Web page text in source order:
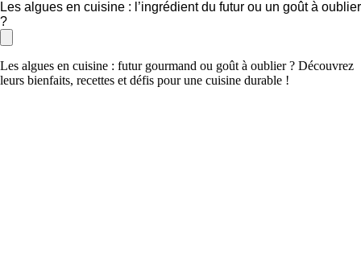
Les algues en cuisine : l’ingrédient du futur ou un goût à oublier
?
Les algues en cuisine : futur gourmand ou goût à oublier ? Découvrez
leurs bienfaits, recettes et défis pour une cuisine durable !